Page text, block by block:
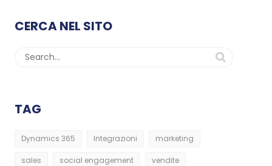
CERCA NEL SITO
TAG
Dynamics 365 Integrazioni marketing
sales social engagement vendite